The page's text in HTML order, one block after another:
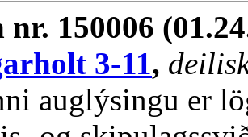
nr. 150006
3-11,
auglýsingu er